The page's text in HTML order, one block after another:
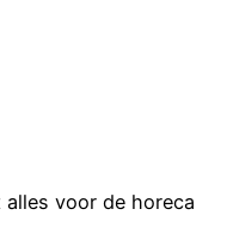
voor de horeca